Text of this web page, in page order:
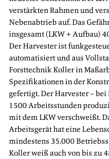
verstärkten Rahmen und
Nebenabtrieb auf. Das
insgesamt (LKW + Aufbau)
Der Harvester ist
automatisiert und aus
Forsttechnik Koller in
Spezifikationen in der
gefertigt. Der Harvester –
1500 Arbeitsstunden
mit dem LKW verschweißt.
Arbeitsgerät hat eine
mindestens 35.000
Koller weiß auch von bis zu